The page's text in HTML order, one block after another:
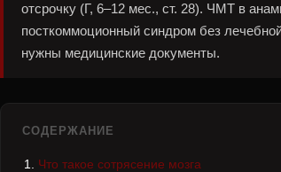
отсрочку (Г, 6–12 мес., ст. 28). ЧМТ в
посткоммоционный синдром без
нужны медицинские документы.
СОДЕРЖАНИЕ
Что такое сотрясение мозга